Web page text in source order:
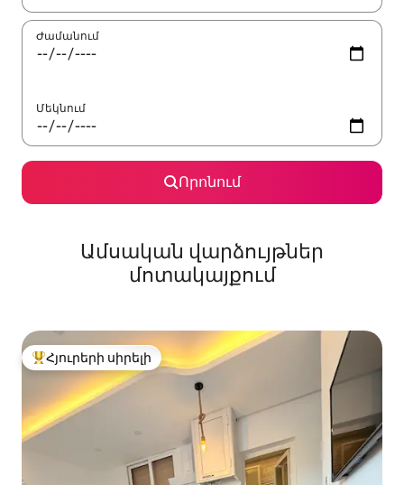
Ժամանում
Մեկնում
Որոնում
Ամսական վարձույթներ
մոտակայքում
Հյուրերի սիրելի լավագույն տները
Հյուրերի սիրելի